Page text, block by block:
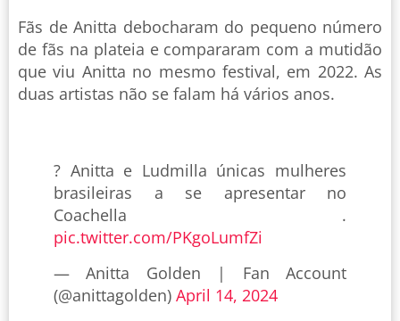
Fãs de Anitta debocharam do pequeno número
de fãs na plateia e compararam com a mutidão
que viu Anitta no mesmo festival, em 2022. As
duas artistas não se falam há vários anos.
? Anitta e Ludmilla únicas mulheres
brasileiras a se apresentar no
Coachella .
pic.twitter.com/PKgoLumfZi
— Anitta Golden | Fan Account
(@anittagolden) April 14, 2024